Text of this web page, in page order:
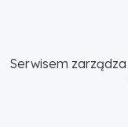
Serwisem zarządza